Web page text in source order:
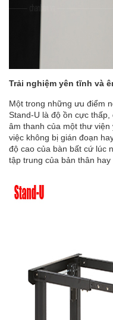
Trải nghiệm yên tĩnh và
Một trong những ưu điểm
Stand-U là độ ồn cực
âm thanh của một thư
việc không bị gián đoạn
độ cao của bàn bất cứ lúc
tập trung của bản thân